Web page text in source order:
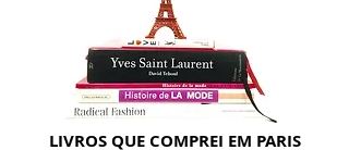
LIVROS QUE COMPREI EM PARIS